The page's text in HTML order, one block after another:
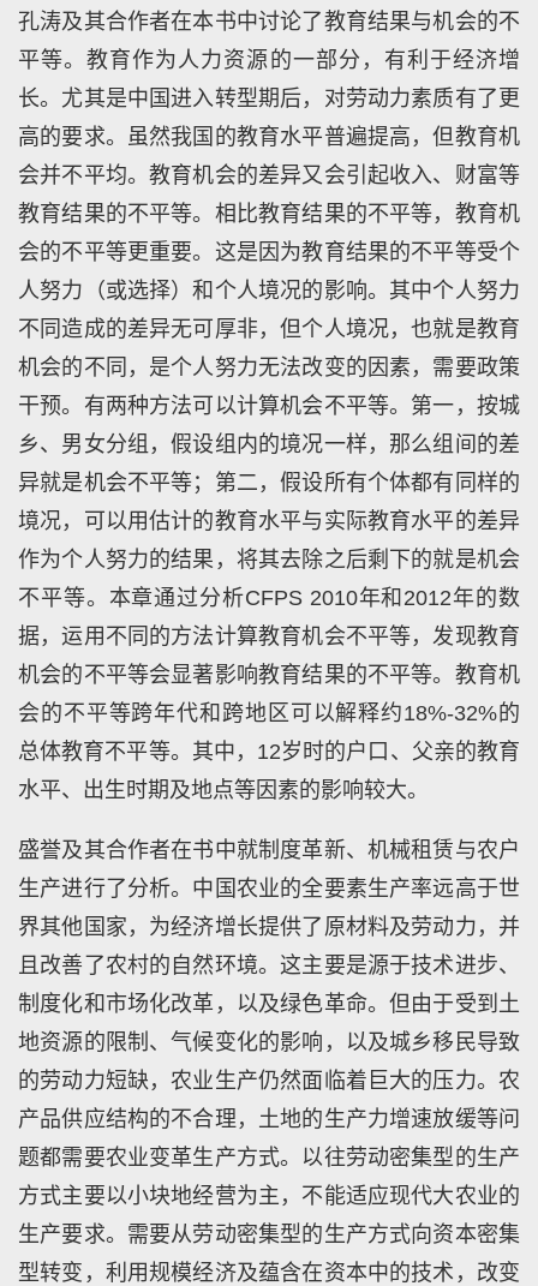
孔涛及其合作者在本书中讨论了教育结果与机会的不
平等。教育作为人力资源的一部分，有利于经济增
长。尤其是中国进入转型期后，对劳动力素质有了更
高的要求。虽然我国的教育水平普遍提高，但教育机
会并不平均。教育机会的差异又会引起收入、财富等
教育结果的不平等。相比教育结果的不平等，教育机
会的不平等更重要。这是因为教育结果的不平等受个
人努力（或选择）和个人境况的影响。其中个人努力
不同造成的差异无可厚非，但个人境况，也就是教育
机会的不同，是个人努力无法改变的因素，需要政策
干预。有两种方法可以计算机会不平等。第一，按城
乡、男女分组，假设组内的境况一样，那么组间的差
异就是机会不平等；第二，假设所有个体都有同样的
境况，可以用估计的教育水平与实际教育水平的差异
作为个人努力的结果，将其去除之后剩下的就是机会
不平等。本章通过分析CFPS 2010年和2012年的数
据，运用不同的方法计算教育机会不平等，发现教育
机会的不平等会显著影响教育结果的不平等。教育机
会的不平等跨年代和跨地区可以解释约18%-32%的
总体教育不平等。其中，12岁时的户口、父亲的教育
水平、出生时期及地点等因素的影响较大。
盛誉及其合作者在书中就制度革新、机械租赁与农户
生产进行了分析。中国农业的全要素生产率远高于世
界其他国家，为经济增长提供了原材料及劳动力，并
且改善了农村的自然环境。这主要是源于技术进步、
制度化和市场化改革，以及绿色革命。但由于受到土
地资源的限制、气候变化的影响，以及城乡移民导致
的劳动力短缺，农业生产仍然面临着巨大的压力。农
产品供应结构的不合理，土地的生产力增速放缓等问
题都需要农业变革生产方式。以往劳动密集型的生产
方式主要以小块地经营为主，不能适应现代大农业的
生产要求。需要从劳动密集型的生产方式向资本密集
型转变，利用规模经济及蕴含在资本中的技术，改变